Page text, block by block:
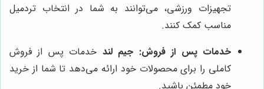
تجهیزات ورزشی، می‌توانند به شما در انتخاب تردمیل
مناسب کمک کنند.
خدمات پس از فروش: جیم لند خدمات پس از فروش
کاملی را برای محصولات خود ارائه می‌دهد تا شما از خرید
خود مطمئن باشید.